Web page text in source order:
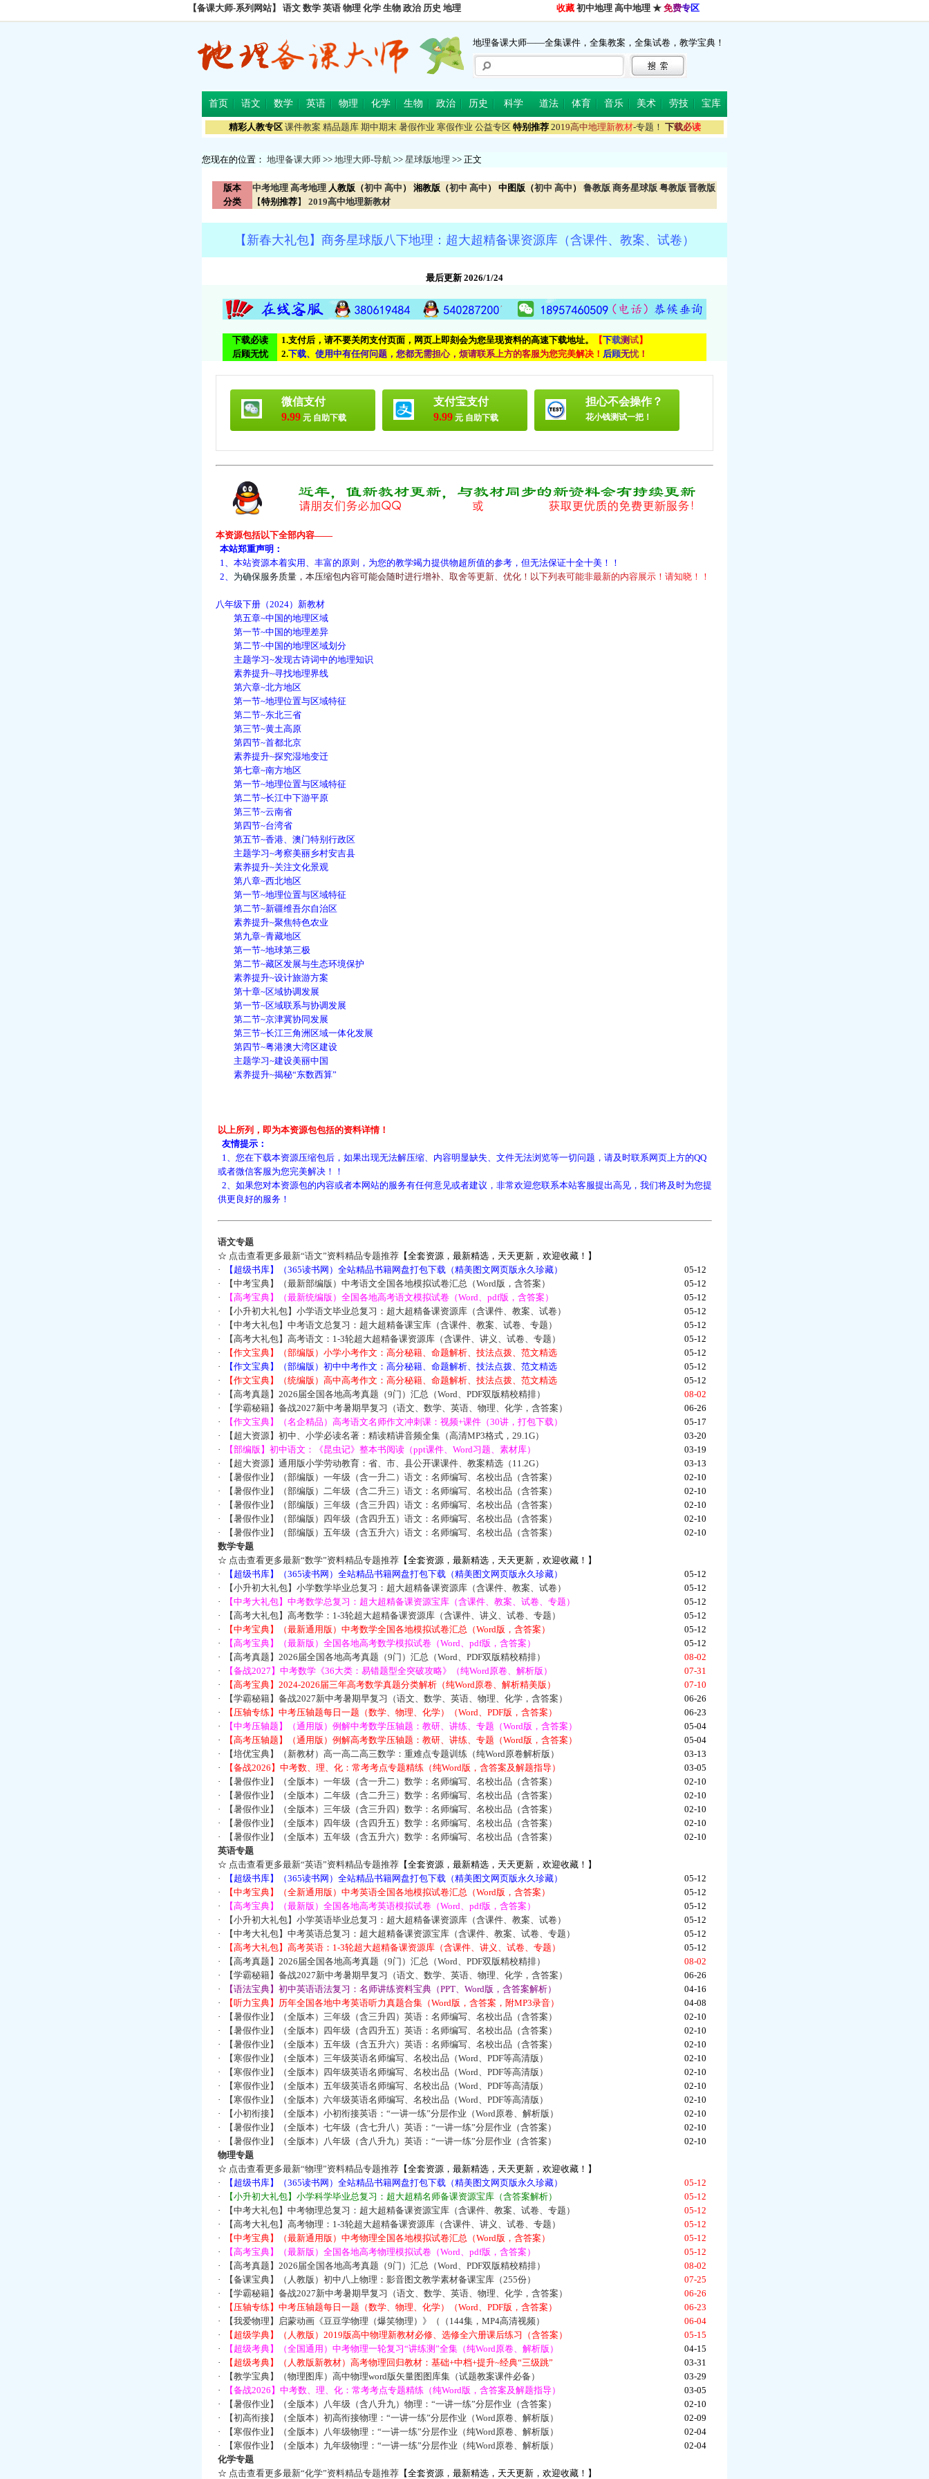
【备课大师-系列网站】 语文 数学 英语 物理 化学 生物 政治 历史 地理 收藏 初中地理 高中地理 ★ 免费专区
地理备课大师——全集课件，全集教案，全集试卷，教学宝典！
首页 语文 数学 英语 物理 化学 生物 政治 历史 科学 道法 体育 音乐 美术 劳技 宝库
精彩人教专区 课件教案 精品题库 期中期末 暑假作业 寒假作业 公益专区 特别推荐 2019高中地理新教材-专题！ 下载必读
您现在的位置： 地理备课大师 >> 地理大师-导航 >> 星球版地理 >> 正文
版本
分类
中考地理 高考地理 人教版（初中 高中 ） 湘教版（初中 高中 ） 中图版（初中 高中 ） 鲁教版 商务星球版 粤教版 晋教版
【特别推荐】 2019高中地理新教材
【新春大礼包】商务星球版八下地理：超大超精备课资源库（含课件、教案、试卷）
最后更新 2026/1/24
下载必读
后顾无忧
1.支付后，请不要关闭支付页面，网页上即刻会为您呈现资料的高速下载地址。 【下载测试】
2.下载、 使用中有任何问题 ， 您都无需担心， 烦请联系上方的客服为您完美解决 ！ 后顾无忧！
微信支付
9.99 元 自助下载
支付宝支付
9.99 元 自助下载
担心不会操作？
花小钱测试一把！
本资源包括以下全部内容——
本站郑重声明：
1、本站资源本着实用、丰富的原则，为您的教学竭力提供物超所值的参考，但无法保证十全十美！！
2、 为确保服务质量 ， 本压缩包内容可能会随时进行增补、 取舍等更新、 优化 ！ 以下列 表可能非最新的内容展示 ！ 请知晓 ！ ！
八年级下册（2024）新教材
第五章~中国的地理区域
第一节~中国的地理差异
第二节~中国的地理区域划分
主题学习~发现古诗词中的地理知识
素养提升~寻找地理界线
第六章~北方地区
第一节~地理位置与区域特征
第二节~东北三省
第三节~黄土高原
第四节~首都北京
素养提升~探究湿地变迁
第七章~南方地区
第一节~地理位置与区域特征
第二节~长江中下游平原
第三节~云南省
第四节~台湾省
第五节~香港、澳门特别行政区
主题学习~考察美丽乡村安吉县
素养提升~关注文化景观
第八章~西北地区
第一节~地理位置与区域特征
第二节~新疆维吾尔自治区
素养提升~聚焦特色农业
第九章~青藏地区
第一节~地球第三极
第二节~藏区发展与生态环境保护
素养提升~设计旅游方案
第十章~区域协调发展
第一节~区域联系与协调发展
第二节~京津冀协同发展
第三节~长江三角洲区域一体化发展
第四节~粤港澳大湾区建设
主题学习~建设美丽中国
素养提升~揭秘“东数西算”
以上所列，即为本资源包包括的资料详情！
友情提示：
1、您在下载本资源压缩包后，如果出现无法解压缩、内容明显缺失、文件无法浏览等一切问题，请及时联系网页上方的QQ
或者微信客服为您完美解决！！
2、如果您对本资源包的内容或者本网站的服务有任何意见或者建议，非常欢迎您联系本站客服提出高见，我们将及时为您提
供更良好的服务！
语文专题
☆ 点击查看更多最新“语文”资料精品专题推荐【全套资源，最新精选，天天更新，欢迎收藏！】
·
【超级书库】（365读书网）全站精品书籍网盘打包下载（精美图文网页版永久珍藏）
05-12
·
【中考宝典】（最新部编版）中考语文全国各地模拟试卷汇总（Word版，含答案）
05-12
·
【高考宝典】（最新统编版）全国各地高考语文模拟试卷（Word、pdf版，含答案）
05-12
·
【小升初大礼包】小学语文毕业总复习：超大超精备课资源库（含课件、教案、试卷）
05-12
·
【中考大礼包】中考语文总复习：超大超精备课宝库（含课件、教案、试卷、专题）
05-12
·
【高考大礼包】高考语文：1-3轮超大超精备课资源库（含课件、讲义、试卷、专题）
05-12
·
【作文宝典】（部编版）小学小考作文：高分秘籍、命题解析、技法点拨、范文精选
05-12
·
【作文宝典】（部编版）初中中考作文：高分秘籍、命题解析、技法点拨、范文精选
05-12
·
【作文宝典】（统编版）高中高考作文：高分秘籍、命题解析、技法点拨、范文精选
05-12
·
【高考真题】2026届全国各地高考真题（9门）汇总（Word、PDF双版精校精排）
08-02
·
【学霸秘籍】备战2027新中考暑期早复习（语文、数学、英语、物理、化学，含答案）
06-26
·
【作文宝典】（名企精品）高考语文名师作文冲刺课：视频+课件（30讲，打包下载）
05-17
·
【超大资源】初中、小学必读名著：精读精讲音频全集（高清MP3格式，29.1G）
03-20
·
【部编版】初中语文：《昆虫记》整本书阅读（ppt课件、Word习题、素材库）
03-19
·
【超大资源】通用版小学劳动教育：省、市、县公开课课件、教案精选（11.2G）
03-13
·
【暑假作业】（部编版）一年级（含一升二）语文：名师编写、名校出品（含答案）
02-10
·
【暑假作业】（部编版）二年级（含二升三）语文：名师编写、名校出品（含答案）
02-10
·
【暑假作业】（部编版）三年级（含三升四）语文：名师编写、名校出品（含答案）
02-10
·
【暑假作业】（部编版）四年级（含四升五）语文：名师编写、名校出品（含答案）
02-10
·
【暑假作业】（部编版）五年级（含五升六）语文：名师编写、名校出品（含答案）
02-10
数学专题
☆ 点击查看更多最新“数学”资料精品专题推荐【全套资源，最新精选，天天更新，欢迎收藏！】
·
【超级书库】（365读书网）全站精品书籍网盘打包下载（精美图文网页版永久珍藏）
05-12
·
【小升初大礼包】小学数学毕业总复习：超大超精备课资源库（含课件、教案、试卷）
05-12
·
【中考大礼包】中考数学总复习：超大超精备课资源宝库（含课件、教案、试卷、专题）
05-12
·
【高考大礼包】高考数学：1-3轮超大超精备课资源库（含课件、讲义、试卷、专题）
05-12
·
【中考宝典】（最新通用版）中考数学全国各地模拟试卷汇总（Word版，含答案）
05-12
·
【高考宝典】（最新版）全国各地高考数学模拟试卷（Word、pdf版，含答案）
05-12
·
【高考真题】2026届全国各地高考真题（9门）汇总（Word、PDF双版精校精排）
08-02
·
【备战2027】中考数学《36大类：易错题型全突破攻略》（纯Word原卷、解析版）
07-31
·
【高考宝典】2024-2026届三年高考数学真题分类解析（纯Word原卷、解析精美版）
07-10
·
【学霸秘籍】备战2027新中考暑期早复习（语文、数学、英语、物理、化学，含答案）
06-26
·
【压轴专练】中考压轴题每日一题（数学、物理、化学）（Word、PDF版，含答案）
06-23
·
【中考压轴题】（通用版）例解中考数学压轴题：教研、讲练、专题（Word版，含答案）
05-04
·
【高考压轴题】（通用版）例解高考数学压轴题：教研、讲练、专题（Word版，含答案）
05-04
·
【培优宝典】（新教材）高一高二高三数学：重难点专题训练（纯Word原卷解析版）
03-13
·
【备战2026】中考数、理、化：常考考点专题精练（纯Word版，含答案及解题指导）
03-05
·
【暑假作业】（全版本）一年级（含一升二）数学：名师编写、名校出品（含答案）
02-10
·
【暑假作业】（全版本）二年级（含二升三）数学：名师编写、名校出品（含答案）
02-10
·
【暑假作业】（全版本）三年级（含三升四）数学：名师编写、名校出品（含答案）
02-10
·
【暑假作业】（全版本）四年级（含四升五）数学：名师编写、名校出品（含答案）
02-10
·
【暑假作业】（全版本）五年级（含五升六）数学：名师编写、名校出品（含答案）
02-10
英语专题
☆ 点击查看更多最新“英语”资料精品专题推荐【全套资源，最新精选，天天更新，欢迎收藏！】
·
【超级书库】（365读书网）全站精品书籍网盘打包下载（精美图文网页版永久珍藏）
05-12
·
【中考宝典】（全新通用版）中考英语全国各地模拟试卷汇总（Word版，含答案）
05-12
·
【高考宝典】（最新版）全国各地高考英语模拟试卷（Word、pdf版，含答案）
05-12
·
【小升初大礼包】小学英语毕业总复习：超大超精备课资源库（含课件、教案、试卷）
05-12
·
【中考大礼包】中考英语总复习：超大超精备课资源宝库（含课件、教案、试卷、专题）
05-12
·
【高考大礼包】高考英语：1-3轮超大超精备课资源库（含课件、讲义、试卷、专题）
05-12
·
【高考真题】2026届全国各地高考真题（9门）汇总（Word、PDF双版精校精排）
08-02
·
【学霸秘籍】备战2027新中考暑期早复习（语文、数学、英语、物理、化学，含答案）
06-26
·
【语法宝典】初中英语语法复习：名师讲练资料宝典（PPT、Word版，含答案解析）
04-16
·
【听力宝典】历年全国各地中考英语听力真题合集（Word版，含答案，附MP3录音）
04-08
·
【暑假作业】（全版本）三年级（含三升四）英语：名师编写、名校出品（含答案）
02-10
·
【暑假作业】（全版本）四年级（含四升五）英语：名师编写、名校出品（含答案）
02-10
·
【暑假作业】（全版本）五年级（含五升六）英语：名师编写、名校出品（含答案）
02-10
·
【寒假作业】（全版本）三年级英语名师编写、名校出品（Word、PDF等高清版）
02-10
·
【寒假作业】（全版本）四年级英语名师编写、名校出品（Word、PDF等高清版）
02-10
·
【寒假作业】（全版本）五年级英语名师编写、名校出品（Word、PDF等高清版）
02-10
·
【寒假作业】（全版本）六年级英语名师编写、名校出品（Word、PDF等高清版）
02-10
·
【小初衔接】（全版本）小初衔接英语：“一讲一练”分层作业（Word原卷、解析版）
02-10
·
【暑假作业】（全版本）七年级（含七升八）英语：“一讲一练”分层作业（含答案）
02-10
·
【暑假作业】（全版本）八年级（含八升九）英语：“一讲一练”分层作业（含答案）
02-10
物理专题
☆ 点击查看更多最新“物理”资料精品专题推荐【全套资源，最新精选，天天更新，欢迎收藏！】
·
【超级书库】（365读书网）全站精品书籍网盘打包下载（精美图文网页版永久珍藏）
05-12
·
【小升初大礼包】小学科学毕业总复习：超大超精名师备课资源宝库（含答案解析）
05-12
·
【中考大礼包】中考物理总复习：超大超精备课资源宝库（含课件、教案、试卷、专题）
05-12
·
【高考大礼包】高考物理：1-3轮超大超精备课资源库（含课件、讲义、试卷、专题）
05-12
·
【中考宝典】（最新通用版）中考物理全国各地模拟试卷汇总（Word版，含答案）
05-12
·
【高考宝典】（最新版）全国各地高考物理模拟试卷（Word、pdf版，含答案）
05-12
·
【高考真题】2026届全国各地高考真题（9门）汇总（Word、PDF双版精校精排）
08-02
·
【备课宝典】（人教版）初中八上物理：影音图文教学素材备课宝库（255份）
07-25
·
【学霸秘籍】备战2027新中考暑期早复习（语文、数学、英语、物理、化学，含答案）
06-26
·
【压轴专练】中考压轴题每日一题（数学、物理、化学）（Word、PDF版，含答案）
06-23
·
【我爱物理】启蒙动画《豆豆学物理（爆笑物理）》（（144集，MP4高清视频）
06-04
·
【超级学典】（人教版）2019版高中物理新教材必修、选修全六册课后练习（含答案）
05-15
·
【超级考典】（全国通用）中考物理一轮复习“讲练测”全集（纯Word原卷、解析版）
04-15
·
【超级考典】（人教版新教材）高考物理回归教材：基础+中档+提升~经典“三级跳”
03-31
·
【教学宝典】（物理图库）高中物理word版矢量图图库集（试题教案课件必备）
03-29
·
【备战2026】中考数、理、化：常考考点专题精练（纯Word版，含答案及解题指导）
03-05
·
【暑假作业】（全版本）八年级（含八升九）物理：“一讲一练”分层作业（含答案）
02-10
·
【初高衔接】（全版本）初高衔接物理：“一讲一练”分层作业（Word原卷、解析版）
02-09
·
【寒假作业】（全版本）八年级物理：“一讲一练”分层作业（纯Word原卷、解析版）
02-04
·
【寒假作业】（全版本）九年级物理：“一讲一练”分层作业（纯Word原卷、解析版）
02-04
化学专题
☆ 点击查看更多最新“化学”资料精品专题推荐【全套资源，最新精选，天天更新，欢迎收藏！】